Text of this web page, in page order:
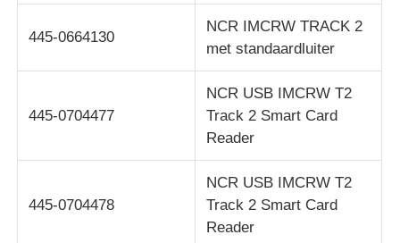
445-0664130
NCR IMCRW TRACK 2
met standaardluiter
445-0704477
NCR USB IMCRW T2
Track 2 Smart Card
Reader
445-0704478
NCR USB IMCRW T2
Track 2 Smart Card
Reader